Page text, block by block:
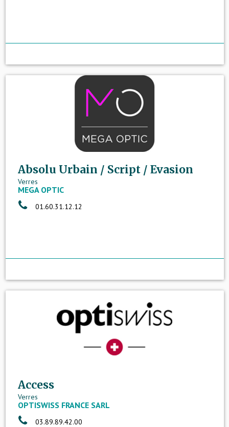
Absolu Urbain / Script / Evasion
Verres
MEGA OPTIC
01.60.31.12.12
Access
Verres
OPTISWISS FRANCE SARL
03.89.89.42.00